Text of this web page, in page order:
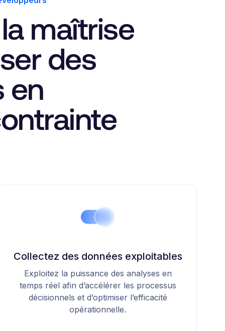
maîtrise
des
en
Collectez des données exploitables
Exploitez la puissance des analyses en
temps réel afin d’accélérer les processus
décisionnels et d’optimiser l’efficacité
opérationnelle.